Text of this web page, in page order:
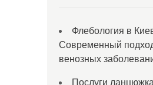
Флебология в
Современный
венозных
Послуги